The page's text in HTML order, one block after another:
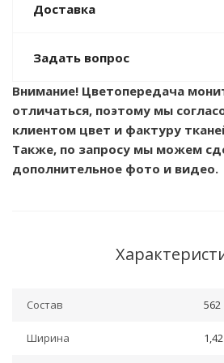
Доставка
Задать вопрос
Внимание! Цветопередача
отличаться, поэтому мы
клиентом цвет и фактуру
Также, по запросу мы можем
дополнительное фото и видео.
Состав 562
Ширина 1,42